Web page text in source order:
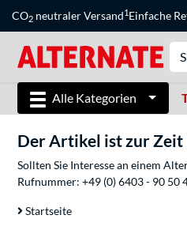
CO2 neutraler Versand1Einfache
Alle Kategorien
Der Artikel ist zur
Sollten Sie Interesse an einem
Rufnummer: +49 (0) 6403 - 90 50
Startseite